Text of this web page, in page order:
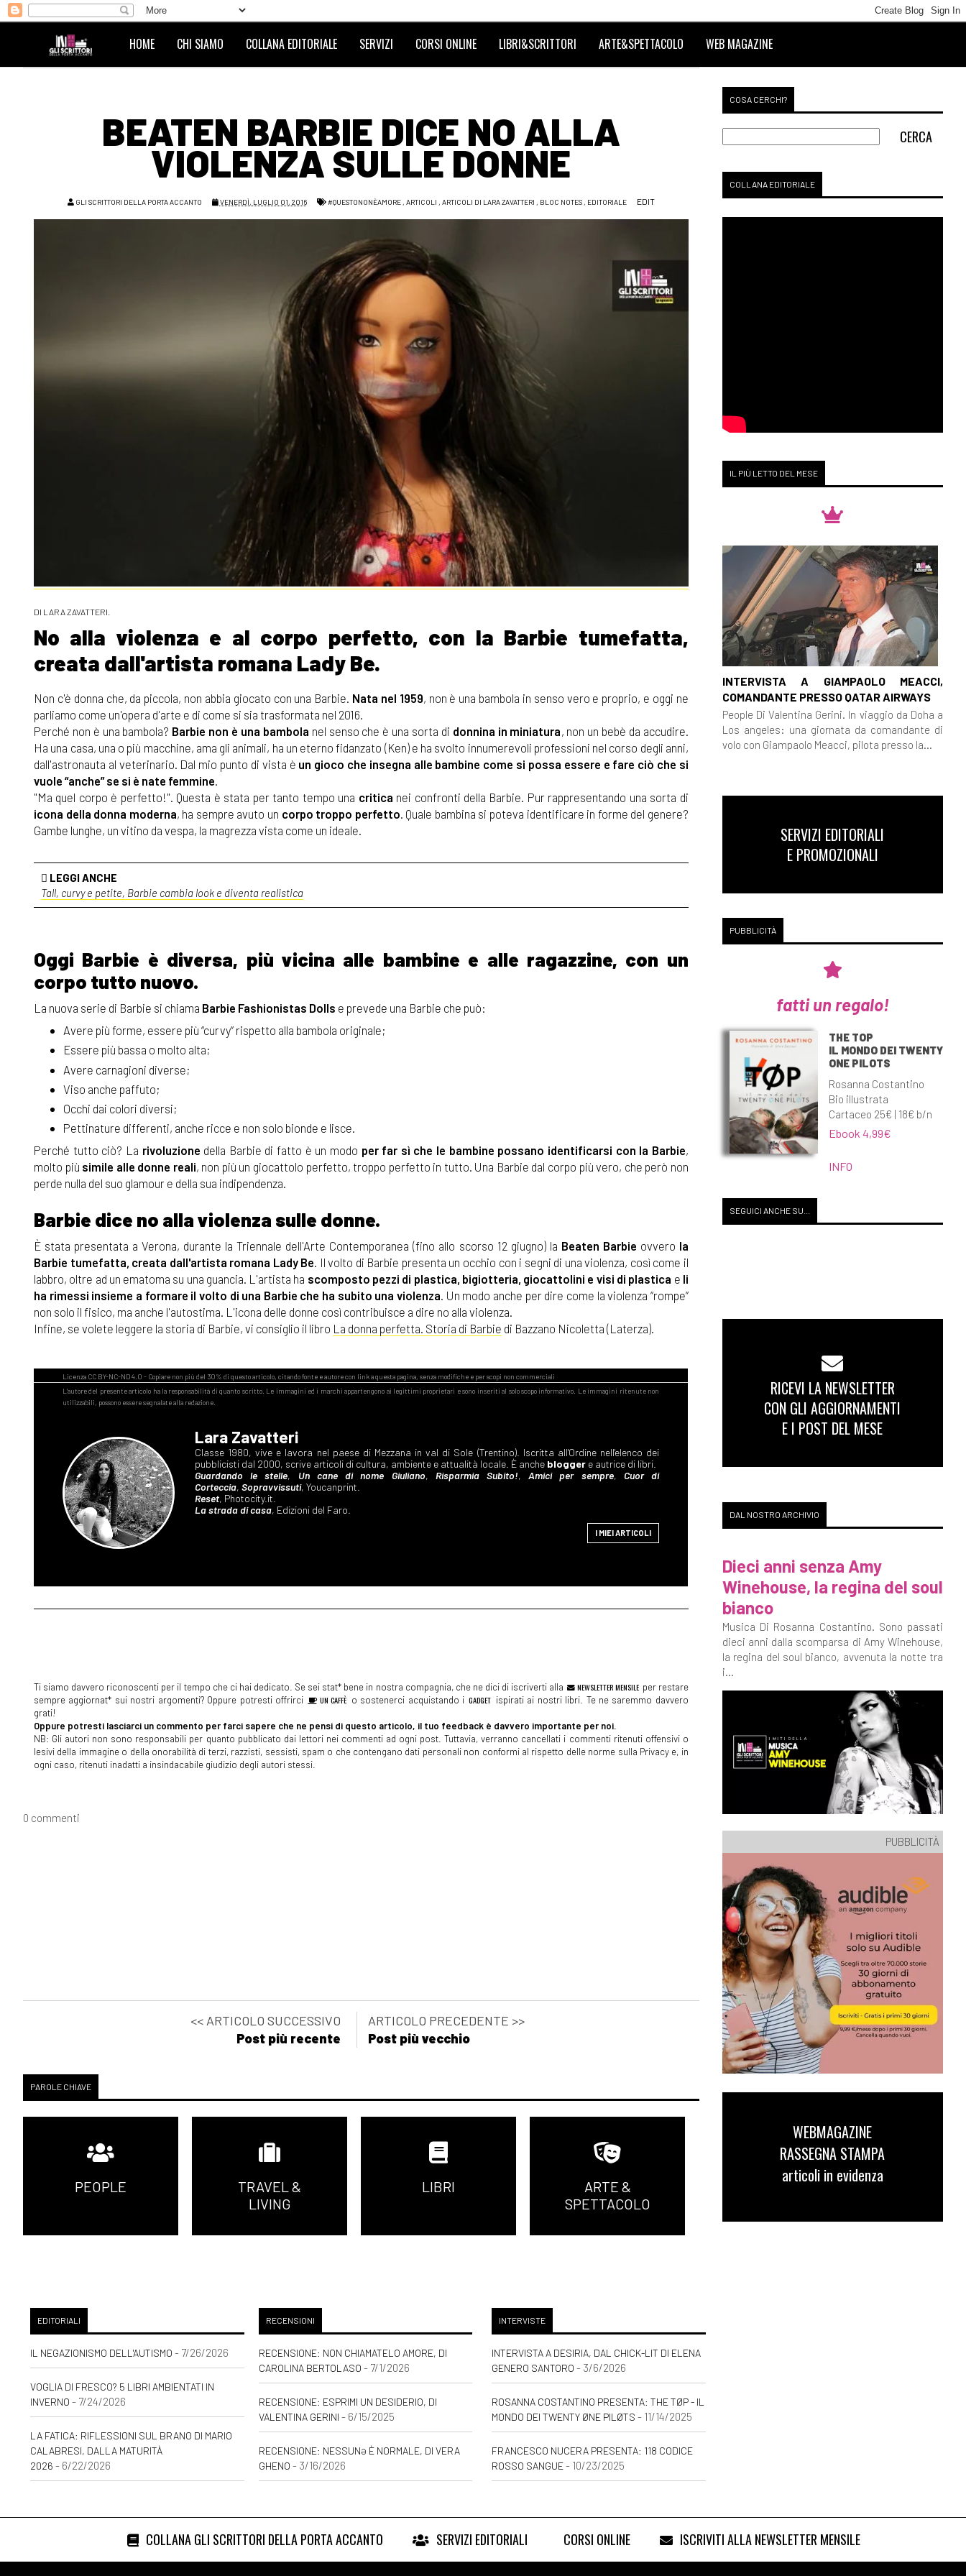
HOME CHI SIAMO COLLANA EDITORIALE SERVIZI CORSI ONLINE LIBRI&SCRITTORI ARTE&SPETTACOLO WEB MAGAZINE
BEATEN BARBIE DICE NO ALLA
VIOLENZA SULLE DONNE
GLI SCRITTORI DELLA PORTA ACCANTO VENERDÌ, LUGLIO 01, 2016 #QUESTONONÈAMORE, ARTICOLI , ARTICOLI DI LARA ZAVATTERI , BLOC NOTES, EDITORIALE EDIT
DI LARA ZAVATTERI.
No alla violenza e al corpo perfetto, con la Barbie tumefatta,
creata dall'artista romana Lady Be.
Non c'è donna che, da piccola, non abbia giocato con una Barbie. Nata nel 1959, non è una bambola in senso vero e proprio, e oggi ne
parliamo come un'opera d'arte e di come si sia trasformata nel 2016.
Perché non è una bambola? Barbie non è una bambola nel senso che è una sorta di donnina in miniatura, non un bebè da accudire.
Ha una casa, una o più macchine, ama gli animali, ha un eterno fidanzato (Ken) e ha svolto innumerevoli professioni nel corso degli anni,
dall'astronauta al veterinario. Dal mio punto di vista è un gioco che insegna alle bambine come si possa essere e fare ciò che si
vuole “anche” se si è nate femmine.
"Ma quel corpo è perfetto!". Questa è stata per tanto tempo una critica nei confronti della Barbie. Pur rappresentando una sorta di
icona della donna moderna, ha sempre avuto un corpo troppo perfetto. Quale bambina si poteva identificare in forme del genere?
Gambe lunghe, un vitino da vespa, la magrezza vista come un ideale.
LEGGI ANCHE
Tall, curvy e petite, Barbie cambia look e diventa realistica
Oggi Barbie è diversa, più vicina alle bambine e alle ragazzine, con un
corpo tutto nuovo.
La nuova serie di Barbie si chiama Barbie Fashionistas Dolls e prevede una Barbie che può:
Avere più forme, essere più “curvy” rispetto alla bambola originale;
Essere più bassa o molto alta;
Avere carnagioni diverse;
Viso anche paffuto;
Occhi dai colori diversi;
Pettinature differenti, anche ricce e non solo bionde e lisce.
Perché tutto ciò? La rivoluzione della Barbie di fatto è un modo per far sì che le bambine possano identificarsi con la Barbie,
molto più simile alle donne reali, non più un giocattolo perfetto, troppo perfetto in tutto. Una Barbie dal corpo più vero, che però non
perde nulla del suo glamour e della sua indipendenza.
Barbie dice no alla violenza sulle donne.
È stata presentata a Verona, durante la Triennale dell'Arte Contemporanea (fino allo scorso 12 giugno) la Beaten Barbie ovvero la
Barbie tumefatta, creata dall'artista romana Lady Be. Il volto di Barbie presenta un occhio con i segni di una violenza, così come il
labbro, oltre ad un ematoma su una guancia. L'artista ha scomposto pezzi di plastica, bigiotteria, giocattolini e visi di plastica e li
ha rimessi insieme a formare il volto di una Barbie che ha subito una violenza. Un modo anche per dire come la violenza “rompe”
non solo il fisico, ma anche l'autostima. L'icona delle donne così contribuisce a dire no alla violenza.
Infine, se volete leggere la storia di Barbie, vi consiglio il libro La donna perfetta. Storia di Barbie di Bazzano Nicoletta (Laterza).
Lara Zavatteri
Classe 1980, vive e lavora nel paese di Mezzana in val di Sole (Trentino). Iscritta all'Ordine nell'elenco dei
pubblicisti dal 2000, scrive articoli di cultura, ambiente e attualità locale. È anche blogger e autrice di libri.
Guardando le stelle, Un cane di nome Giuliano, Risparmia Subito!,Amici per sempre, Cuor di
Corteccia, Sopravvissuti, Youcanprint.
Reset, Photocity.it.
La strada di casa, Edizioni del Faro.
I MIEI ARTICOLI
Ti siamo davvero riconoscenti per il tempo che ci hai dedicato. Se sei stat* bene in nostra compagnia, che ne dici di iscriverti alla NEWSLETTER MENSILE per restare
sempre aggiornat* sui nostri argomenti? Oppure potresti offrirci
UN CAFFÈ o sostenerci acquistando i GADGET ispirati ai nostri libri. Te ne saremmo davvero
grati!
Oppure potresti lasciarci un commento per farci sapere che ne pensi di questo articolo, il tuo feedback è davvero importante per noi.
NB: Gli autori non sono responsabili per quanto pubblicato dai lettori nei commenti ad ogni post. Tuttavia, verranno cancellati i commenti ritenuti offensivi o
lesivi della immagine o della onorabilità di terzi, razzisti, sessisti, spam o che contengano dati personali non conformi al rispetto delle norme sulla Privacy e, in
ogni caso, ritenuti inadatti a insindacabile giudizio degli autori stessi.
0 commenti
<< ARTICOLO SUCCESSIVO
Post più recente
ARTICOLO PRECEDENTE >>
Post più vecchio
PAROLE CHIAVE
PEOPLE
TRAVEL &
LIVING
LIBRI
ARTE &
SPETTACOLO
EDITORIALI
IL NEGAZIONISMO DELL'AUTISMO - 7/26/2026
VOGLIA DI FRESCO? 5 LIBRI AMBIENTATI IN
INVERNO - 7/24/2026
LA FATICA: RIFLESSIONI SUL BRANO DI MARIO
CALABRESI, DALLA MATURITÀ
2026 - 6/22/2026
RECENSIONI
RECENSIONE: NON CHIAMATELO AMORE, DI
CAROLINA BERTOLASO - 7/1/2026
RECENSIONE: ESPRIMI UN DESIDERIO, DI
VALENTINA GERINI - 6/15/2025
RECENSIONE: NESSUNƏ È NORMALE, DI VERA
GHENO - 3/16/2026
INTERVISTE
INTERVISTA A DESIRIA, DAL CHICK-LIT DI ELENA
GENERO SANTORO - 3/6/2026
ROSANNA COSTANTINO PRESENTA: THE TØP - IL
MONDO DEI TWENTY ØNE PILØTS - 11/14/2025
FRANCESCO NUCERA PRESENTA: 118 CODICE
ROSSO SANGUE- 10/23/2025
COSA CERCHI?
COLLANA EDITORIALE
IL PIÙ LETTO DEL MESE
INTERVISTA A GIAMPAOLO MEACCI,
COMANDANTE PRESSO QATAR AIRWAYS
People Di Valentina Gerini. In viaggio da Doha a
Los angeles: una giornata da comandante di
volo con Giampaolo Meacci, pilota presso la...
SERVIZI EDITORIALI
E PROMOZIONALI
PUBBLICITÀ
fatti un regalo!
THE TOP
IL MONDO DEI TWENTY
ONE PILOTS
Rosanna Costantino
Bio illustrata
Cartaceo 25€ | 18€ b/n
Ebook 4,99€
INFO
SEGUICI ANCHE SU...
RICEVI LA NEWSLETTER
CON GLI AGGIORNAMENTI
E I POST DEL MESE
DAL NOSTRO ARCHIVIO
Dieci anni senza Amy
Winehouse, la regina del soul
bianco
Musica Di Rosanna Costantino. Sono passati
dieci anni dalla scomparsa di Amy Winehouse,
la regina del soul bianco, avvenuta la notte tra
i...
PUBBLICITÀ
WEBMAGAZINE
RASSEGNA STAMPA
articoli in evidenza
COLLANA GLI SCRITTORI DELLA PORTA ACCANTO SERVIZI EDITORIALI CORSI ONLINE ISCRIVITI ALLA NEWSLETTER MENSILE